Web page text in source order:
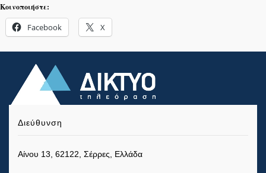
Κοινοποιήστε:
Facebook X
Διεύθυνση
Αίνου 13, 62122, Σέρρες, Ελλάδα